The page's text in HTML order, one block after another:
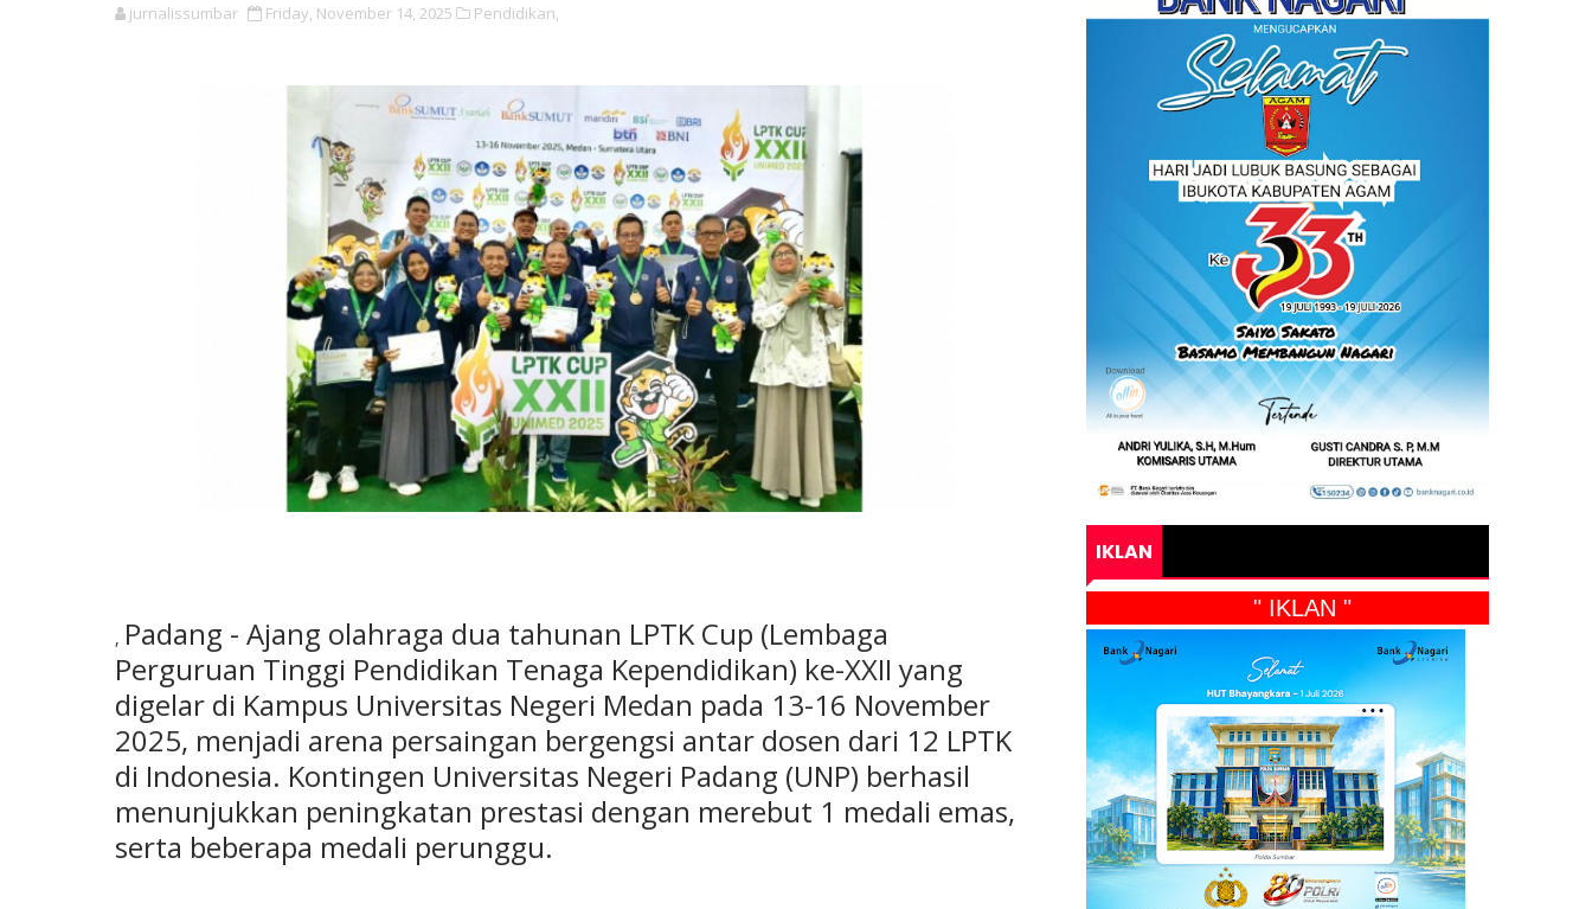
jurnalissumbar Friday, November 14, 2025 Pendidikan,
, Padang - Ajang olahraga dua tahunan LPTK Cup (Lembaga
Perguruan Tinggi Pendidikan Tenaga Kependidikan) ke-XXII yang
digelar di Kampus Universitas Negeri Medan pada 13-16 November
2025, menjadi arena persaingan bergengsi antar dosen dari 12 LPTK
di Indonesia. Kontingen Universitas Negeri Padang (UNP) berhasil
menunjukkan peningkatan prestasi dengan merebut 1 medali emas,
serta beberapa medali perunggu.
IKLAN
" IKLAN "